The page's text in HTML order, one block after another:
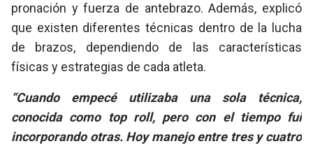
pronación y fuerza de antebrazo. Además, explicó
que existen diferentes técnicas dentro de la lucha
de brazos, dependiendo de las características
físicas y estrategias de cada atleta.
“Cuando empecé utilizaba una sola técnica,
conocida como top roll, pero con el tiempo fui
incorporando otras. Hoy manejo entre tres y cuatro